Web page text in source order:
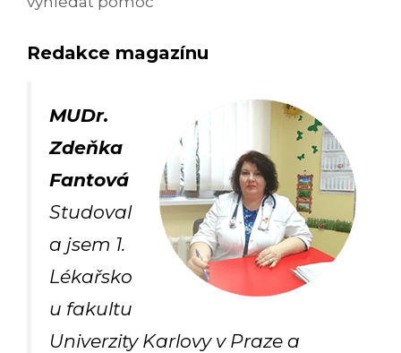
Redakce magazínu
MUDr.
Zdeňka
Fantová
Studoval
a jsem 1.
Lékařsko
u fakultu
Univerzity Karlovy v Praze a